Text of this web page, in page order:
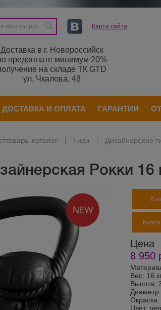
Карта сайта
Доставка в г. Новороссийск
предоплате минимум 20%
на складе ТК GTD
ул. Чкалова, 48
ДОСТАВКА И ОПЛАТА ГАРАНТИИ
каталог Гири Дизайнерские
Рокки 16
Вес: 16
Высота:
Диаметр
Цвет:
Цена
8 950
В